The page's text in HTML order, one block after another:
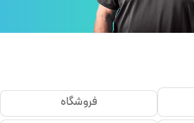
فروشگاه